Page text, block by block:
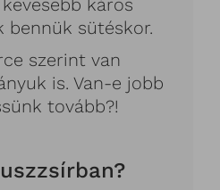
bennük sütéskor.
szerint van
is. Van-e jobb
tovább?!